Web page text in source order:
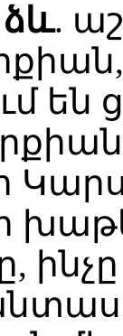
.
են